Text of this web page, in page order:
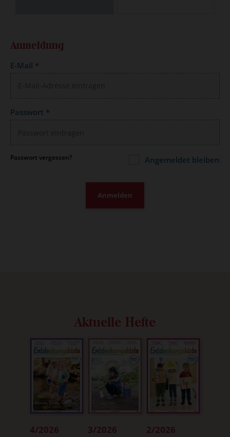
Anmeldung
E-Mail *
Passwort *
Passwort vergessen? Angemeldet bleiben
Anmelden
Aktuelle Hefte
4/2026 3/2026 2/2026